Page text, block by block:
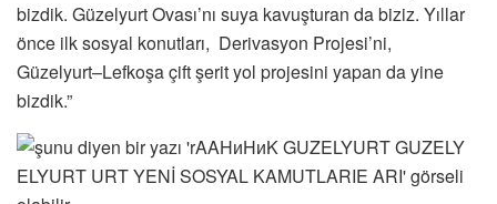
bizdik. Güzelyurt Ovası’nı suya kavuşturan da biziz. Yıllar
önce ilk sosyal konutları, Derivasyon Projesi’ni,
Güzelyurt–Lefkoşa çift şerit yol projesini yapan da yine
bizdik.”